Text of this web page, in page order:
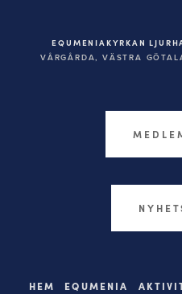
EQUMENIAKYRKAN
VÅRGÅRDA, VÄSTRA
HEM EQUMENIA